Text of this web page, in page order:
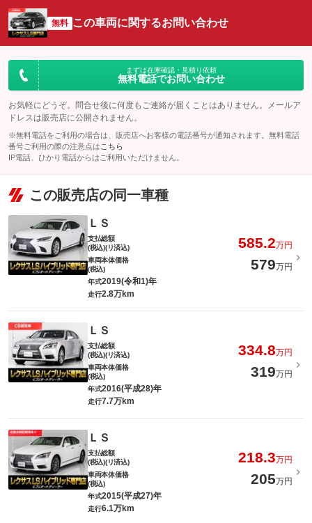
無料 この車両に関するお問い合わせ
まずは在庫確認・見積り依頼
無料電話でお問い合わせ
お気軽にどうぞ。問合せ後に何度もご連絡が届くことはありません。メールア
ドレスは販売店に公開されません。
※無料電話をご利用の場合は、販売店へお客様の電話番号が通知されます。無料電話
番号ご利用の際の注意点は こちら
IP電話、ひかり電話からはご利用いただけません。
この販売店の同一車種
ＬＳ
支払総額
(税込)(リ済込)
585.2万円
車両本体価格
(税込)
579万円
年式2019(令和1)年
走行2.8万km
ＬＳ
支払総額
(税込)(リ済込)
334.8万円
車両本体価格
(税込)
319万円
年式2016(平成28)年
走行7.7万km
ＬＳ
支払総額
(税込)(リ済込)
218.3万円
車両本体価格
(税込)
205万円
年式2015(平成27)年
走行6.1万km